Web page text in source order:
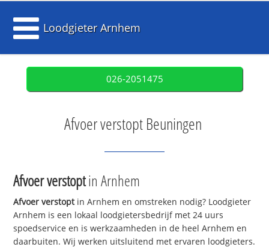
Loodgieter Arnhem
026-2051475
Afvoer verstopt Beuningen
Afvoer verstoptin Arnhem
Afvoer verstoptin Arnhem en omstreken nodig? Loodgieter
Arnhem is een lokaal loodgietersbedrijf met 24 uurs
spoedservice en is werkzaamheden in de heel Arnhem en
daarbuiten. Wij werken uitsluitend met ervaren loodgieters.